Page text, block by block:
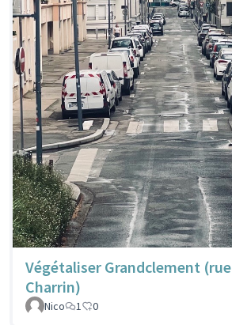
Végétaliser Grandclement (rue
Charrin)
Nico
1 0